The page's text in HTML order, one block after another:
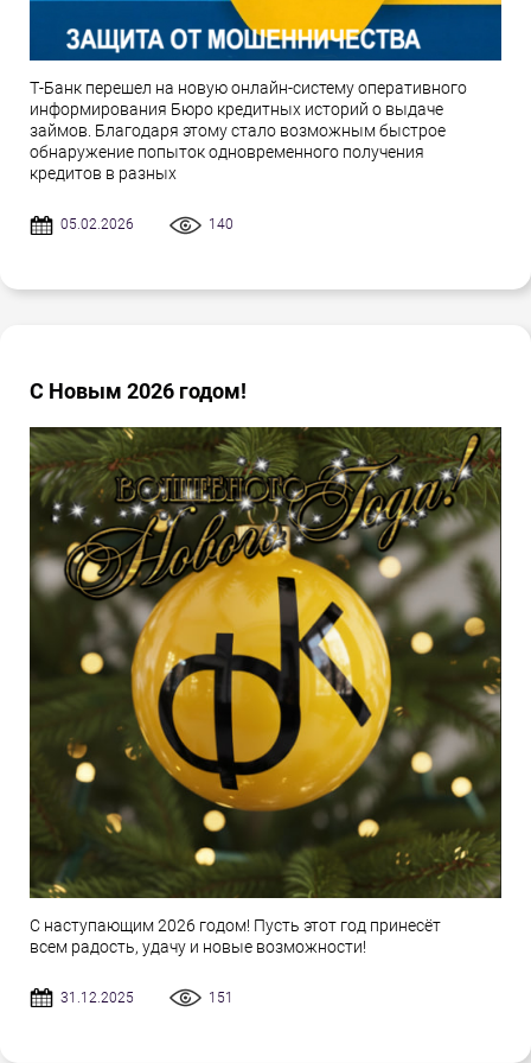
Т-Банк перешел на новую онлайн-систему оперативного
информирования Бюро кредитных историй о выдаче
займов. Благодаря этому стало возможным быстрое
обнаружение попыток одновременного получения
кредитов в разных
05.02.2026 140
С Новым 2026 годом!
С наступающим 2026 годом! Пусть этот год принесёт
всем радость, удачу и новые возможности!
31.12.2025 151